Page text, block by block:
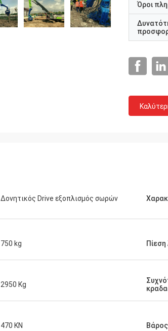
Όροι
Δονητικός Drive εξοπλισμός σωρών
750 kg Πίεση
2950 Kg
470 KN